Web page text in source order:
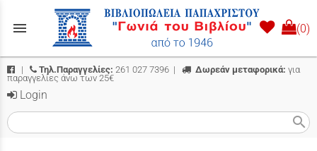
menu (0)
| Τηλ.Παραγγελίες: 261 027 7396 | Δωρεάν μεταφορικά: για
παραγγελίες άνω των 25€
Login
search